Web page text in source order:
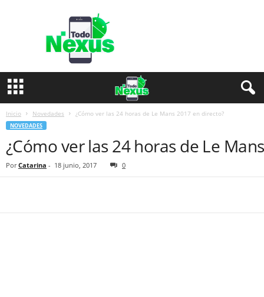
e
Inicio Novedades ¿Cómo ver las 24 horas de Le Mans 2017 en directo?
NOVEDADES
¿Cómo ver las 24 horas de Le
Por Catarina - 18 junio, 2017 0